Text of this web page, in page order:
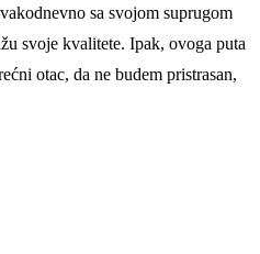
sa svojom suprugom
svoje kvalitete. Ipak, ovoga puta
otac, da ne budem pristrasan,